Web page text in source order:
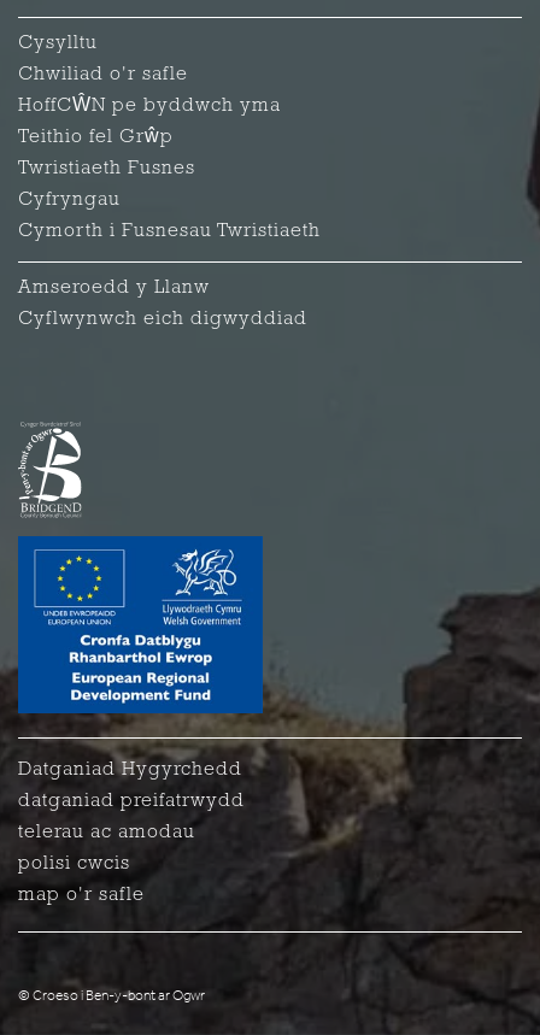
Cysylltu
Chwiliad o'r safle
HoffCŴN pe byddwch yma
Teithio fel Grŵp
Twristiaeth Fusnes
Cyfryngau
Cymorth i Fusnesau Twristiaeth
Amseroedd y Llanw
Cyflwynwch eich digwyddiad
Datganiad Hygyrchedd
datganiad preifatrwydd
telerau ac amodau
polisi cwcis
map o'r safle
© Croeso i Ben-y-bont ar Ogwr